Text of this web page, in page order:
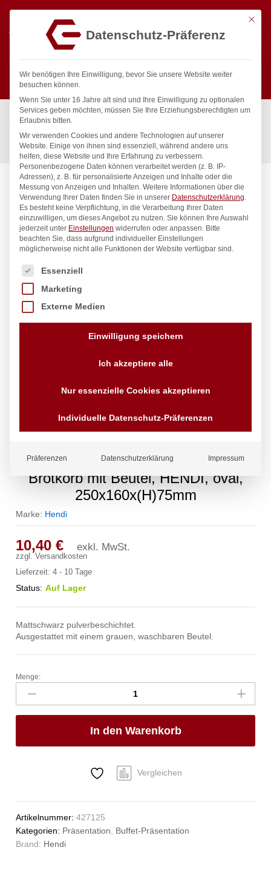
Suchen
Start / Gastronomiebedarf & Gastro Geräte für Profis
Präsentation
Buffet-Präsentation
/
Brotkorb mit Beutel, HENDI, oval, 250x160x(H)75mm
Brotkorb mit Beutel, HENDI, oval,
250x160x(H)75mm
Marke: Hendi
10,40€ exkl. MwSt.
zzgl.Versandkosten
Lieferzeit:4 - 10 Tage
Status: Auf Lager
Mattschwarz pulverbeschichtet.
Ausgestattet mit einem grauen, waschbaren Beutel.
Brotkorb
Beutel,
HENDI,
250x160x(H)75mm
Menge:
In den Warenkorb
Vergleichen
Artikelnummer:427125
Kategorien: Präsentation
Buffet-Präsentation
Brand: Hendi
Mit
Datenschutz-Präferenz
Wir benötigen Ihre Einwilligung, bevor Sie unsere Website weiter
besuchen können.
Wenn Sie unter 16 Jahre alt sind und Ihre Einwilligung zu optionalen
Services geben möchten, müssen Sie Ihre Erziehungsberechtigten um
Erlaubnis bitten.
Wir verwenden Cookies und andere Technologien auf unserer
Website. Einige von ihnen sind essenziell, während andere uns
helfen, diese Website und Ihre Erfahrung zu verbessern.
Personenbezogene Daten können verarbeitet werden (z. B. IP-
Adressen), z. B. für personalisierte Anzeigen und Inhalte oder die
Messung von Anzeigen und Inhalten. Weitere Informationen über die
Verwendung Ihrer Daten finden Sie in unserer Datenschutzerklärung.
Es besteht keine Verpflichtung, in die Verarbeitung Ihrer Daten
einzuwilligen, um dieses Angebot zu nutzen. Sie können Ihre Auswahl
jederzeit unter Einstellungen widerrufen oder anpassen. Bitte
beachten Sie, dass aufgrund individueller Einstellungen
möglicherweise nicht alle Funktionen der Website verfügbar sind.
Es folgt eine Liste der Service-Gruppen, für die eine
Essenziell
Marketing
Externe Medien
Einwilligung speichern
Ich akzeptiere alle
Nur essenzielle Cookies akzeptieren
Individuelle Datenschutz-Präferenzen
Präferenzen Datenschutzerklärung Impressum